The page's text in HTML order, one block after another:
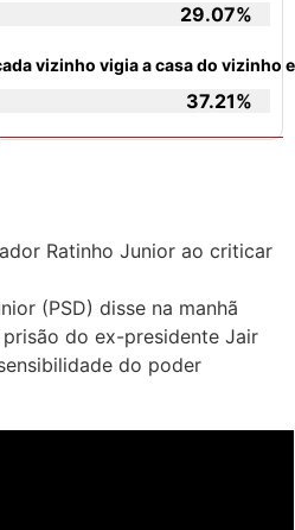
29.07%
vizinho vigia a casa do vizinho
37.21%
Ratinho Junior ao criticar
(PSD) disse na manhã
do ex-presidente Jair
do poder